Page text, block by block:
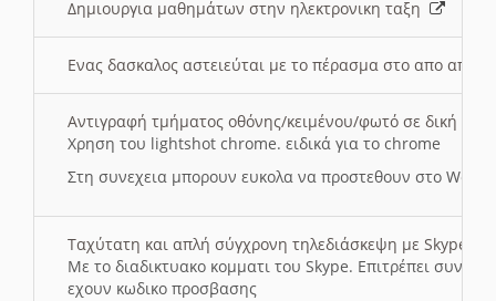
Δημιουργια μαθημάτων στην ηλεκτρονικη ταξη
Ενας δασκαλος αστειεύται με το πέρασμα στο απο
Αντιγραφή τμήματος οθόνης/κειμένου/φωτό σε δική
Χρηση του lightshot chrome. ειδικά για το chrome
Στη συνεχεια μπορουν ευκολα να προστεθουν στο Word
Ταχύτατη και απλή σύγχρονη τηλεδιάσκεψη με Skype
Με το διαδικτυακο κομματι του Skype. Επιτρέπει
εχουν κωδικο προσβασης